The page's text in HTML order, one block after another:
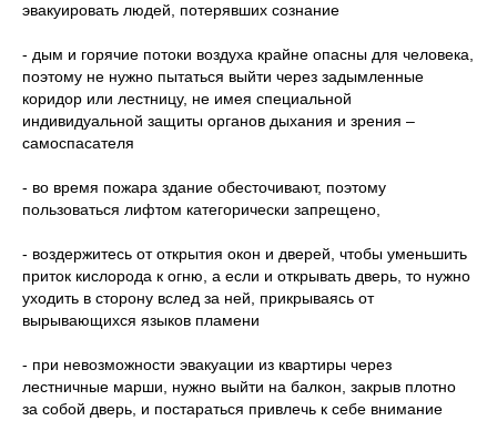
эвакуировать людей, потерявших сознание
- дым и горячие потоки воздуха крайне опасны для человека,
поэтому не нужно пытаться выйти через задымленные
коридор или лестницу, не имея специальной
индивидуальной защиты органов дыхания и зрения –
самоспасателя
- во время пожара здание обесточивают, поэтому
пользоваться лифтом категорически запрещено,
- воздержитесь от открытия окон и дверей, чтобы уменьшить
приток кислорода к огню, а если и открывать дверь, то нужно
уходить в сторону вслед за ней, прикрываясь от
вырывающихся языков пламени
- при невозможности эвакуации из квартиры через
лестничные марши, нужно выйти на балкон, закрыв плотно
за собой дверь, и постараться привлечь к себе внимание